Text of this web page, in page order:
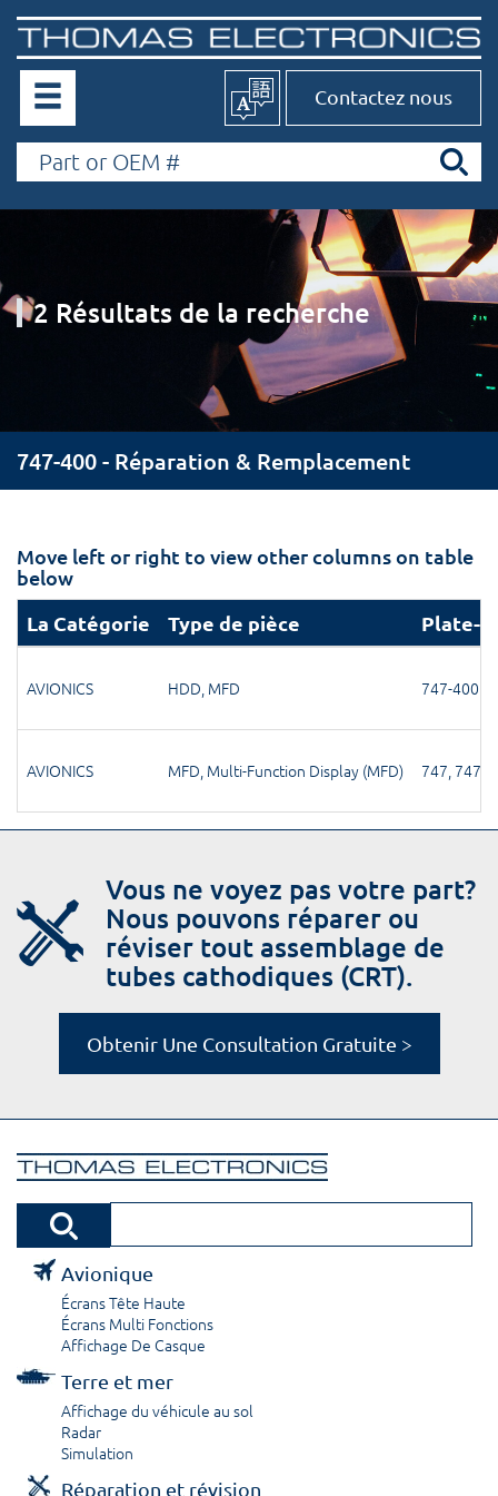
Contactez nous
2 Résultats de la recherche
747-400 - Réparation & Remplacement
Move left or right to view other columns on table
below
La Catégorie
Type de pièce Plate-
AVIONICS HDD, MFD 747-400
AVIONICS MFD, Multi-Function Display (MFD) 747, 747-
Vous ne voyez pas votre part?
Nous pouvons réparer ou
réviser tout assemblage de
tubes cathodiques (CRT).
Obtenir Une Consultation Gratuite >
Avionique
Écrans Tête Haute
Écrans Multi Fonctions
Affichage De Casque
Terre et mer
Affichage du véhicule au sol
Radar
Simulation
Réparation et révision